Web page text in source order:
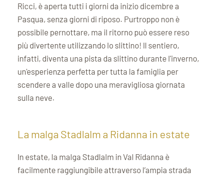
Ricci, è aperta tutti i giorni da inizio dicembre a
Pasqua, senza giorni di riposo. Purtroppo non è
possibile pernottare, ma il ritorno può essere reso
più divertente utilizzando lo slittino! Il sentiero,
infatti, diventa una pista da slittino durante l'inverno,
un'esperienza perfetta per tutta la famiglia per
scendere a valle dopo una meravigliosa giornata
sulla neve.
La malga Stadlalm a Ridanna in estate
In estate, la malga Stadlalm in Val Ridanna è
facilmente raggiungibile attraverso l’ampia strada